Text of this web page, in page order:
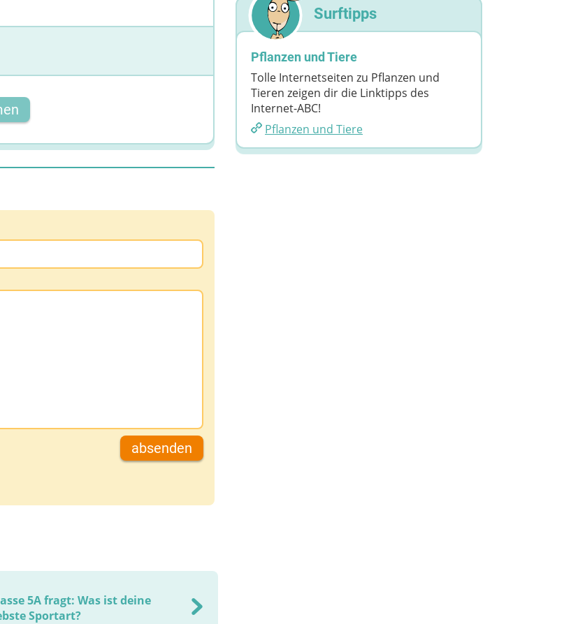
absenden
5A fragt: Was ist deine
Sportart?
Surftipps
Pflanzen und Tiere
Tolle Internetseiten zu Pflanzen und
Tieren zeigen dir die Linktipps des
Internet-ABC!
Pflanzen und Tiere